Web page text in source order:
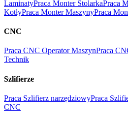
LaminatyPraca Monter StolarkaPraca
KotłyPraca Monter MaszynyPraca
CNC
Praca CNC Operator MaszynPraca
Technik
Szlifierze
Praca Szlifierz narzędziowyPraca
CNC